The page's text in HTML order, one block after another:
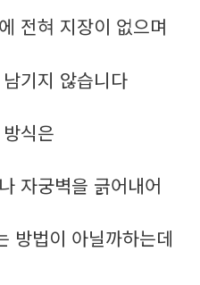
전혀 지장이 없으며
기지 않습니다
식은
자궁벽을 긁어내어
방법이 아닐까하는데